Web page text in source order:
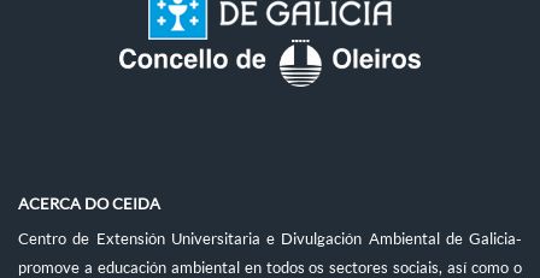
ACERCA DO CEIDA
Centro de Extensión Universitaria e Divulgación Ambiental de Galicia-
promove a educación ambiental en todos os sectores sociais, así como o